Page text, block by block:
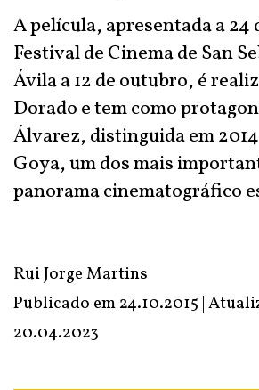
A película, apresentada a 24
Festival de Cinema de San
Ávila a 12 de outubro, é
Dorado e tem como
Álvarez, distinguida em
Goya, um dos mais
panorama cinematográfico
Rui Jorge Martins
Publicado em 24.10.2015 |
20.04.2023